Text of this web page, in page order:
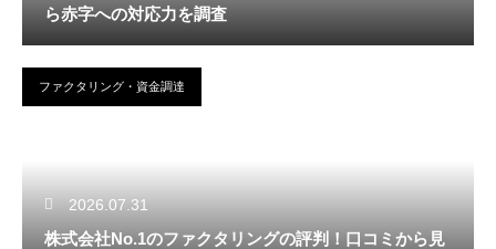
ら赤字への対応力を調査
ファクタリング・資金調達
2026.07.31
株式会社No.1のファクタリングの評判！口コミから見